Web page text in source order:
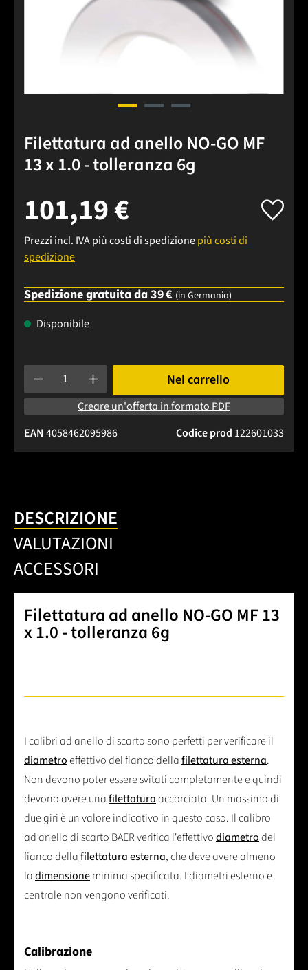
Filettatura ad anello NO-GO MF
13 x 1.0 - tolleranza 6g
101,19 €
Prezzi incl. IVA più costi di spedizionepiù costi di
spedizione
Spedizione gratuita da 39 € (in Germania)
Disponibile
Quantità del prodotto: inserisci la quantità desiderata o
Nel carrello
Creare un'offerta in formato PDF
Codice prod 122601033
EAN4058462095986
DESCRIZIONE
VALUTAZIONI
ACCESSORI
Filettatura ad anello NO-GO MF 13
x 1.0 - tolleranza 6g
I calibri ad anello di scarto sono perfetti per verificare il
diametroeffettivo del fianco dellafilettatura esterna.
Non devono poter essere svitati completamente e quindi
devono avere unafilettaturaaccorciata. Un massimo di
due giri è un valore indicativo in questo caso. Il calibro
ad anello di scarto BAER verifica l'effettivodiametrodel
fianco dellafilettatura esterna, che deve avere almeno
ladimensioneminima specificata. I diametri esterno e
centrale non vengono verificati.
Calibrazione